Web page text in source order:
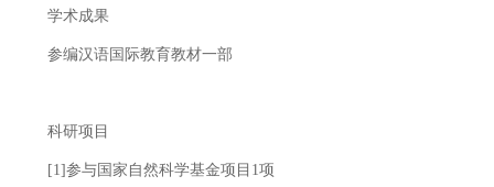
学术成果
参编汉语国际教育教材一部
科研项目
[1]参与国家自然科学基金项目1项